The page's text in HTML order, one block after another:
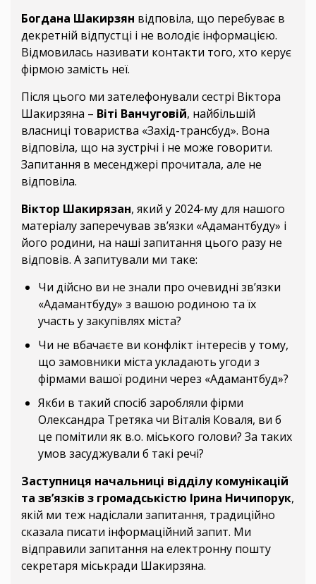
Богдана Шакирзян відповіла, що перебуває в
декретній відпустці і не володіє інформацією.
Відмовилась називати контакти того, хто керує
фірмою замість неї.
Після цього ми зателефонували сестрі Віктора
Шакирзяна – Віті Ванчуговій, найбільшій
власниці товариства «Захід-трансбуд». Вона
відповіла, що на зустрічі і не може говорити.
Запитання в месенджері прочитала, але не
відповіла.
Віктор Шакирязан, який у 2024-му для нашого
матеріалу заперечував зв’язки «Адамантбуду» і
його родини, на наші запитання цього разу не
відповів. А запитували ми таке:
Чи дійсно ви не знали про очевидні зв’язки
«Адамантбуду» з вашою родиною та їх
участь у закупівлях міста?
Чи не вбачаєте ви конфлікт інтересів у тому,
що замовники міста укладають угоди з
фірмами вашої родини через «Адамантбуд»?
Якби в такий спосіб заробляли фірми
Олександра Третяка чи Віталія Коваля, ви б
це помітили як в.о. міського голови? За таких
умов засуджували б такі речі?
Заступниця начальниці відділу комунікацій
та зв’язків з громадськістю Ірина Ничипорук,
якій ми теж надіслали запитання, традиційно
сказала писати інформаційний запит. Ми
відправили запитання на електронну пошту
секретаря міськради Шакирзяна.